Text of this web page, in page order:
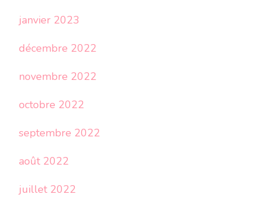
janvier 2023
décembre 2022
novembre 2022
octobre 2022
septembre 2022
août 2022
juillet 2022